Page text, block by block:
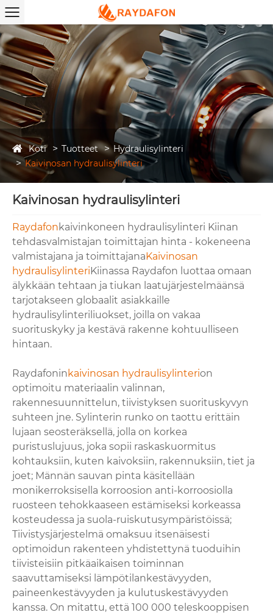
Koti Tuotteet
Hydraulisylinteri
Kaivinosan hydraulisylinteri
Kaivinosan hydraulisylinteri
Raydafonkaivinkoneen hydraulisylinteri Kiinan
tehdasvalmistajan toimittajan hinta - kokeneena
valmistajana ja toimittajanaKaivinosan
hydraulisylinteriKiinassa Raydafon luottaa omaan
älykkään tehtaan ja tiukan laatujärjestelmäänsä
tarjotakseen globaalit asiakkaille
hydraulisylinteriliuokset, joilla on vakaa
suorituskyky ja kestävä rakenne kohtuulliseen
hintaan.
Raydafoninkaivinosan hydraulisylinterion
optimoitu materiaalin valinnan,
rakennesuunnittelun, tiivistyksen suorituskyvyn
suhteen jne. Sylinterin runko on taottu erittäin
lujaan seosteräksellä, jolla on korkea
puristuslujuus, joka sopii raskaskuormitus
kohtauksiin, kuten kaivoksiin, rakennuksiin, tiet ja
joet; Männän sauvan pinta käsitellään
monikerroksisella korroosion anti-korroosiolla
ruosteen tehokkaaseen estämiseksi korkeassa
kosteudessa ja suola-ruiskutusympäristöissä;
Tiivistysjärjestelmä omaksuu itsenäisesti
optimoidun rakenteen yhdistettynä tuoduihin
tiivisteisiin pitkäaikaisen toiminnan
saavuttamiseksi lämpötilankestävyyden,
paineenkestävyyden ja kulutuskestävyyden
kanssa. On mitattu, että 100 000 teleskooppisen